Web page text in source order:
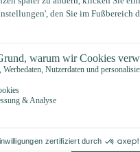
Auf Lager
Erhalten Sie sofort 5 % Rabatt!